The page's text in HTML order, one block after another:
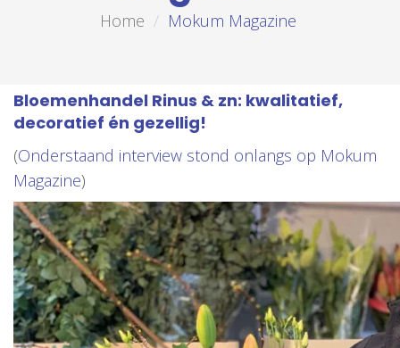
Home Mokum Magazine
Bloemenhandel Rinus & zn: kwalitatief,
decoratief én gezellig!
(Onderstaand interview stond onlangs op Mokum
Magazine)